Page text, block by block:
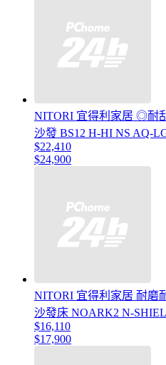
NITORI 宜得利家居 ◎耐
沙發 BS12 H-HI NS AQ-
$22,410
$24,900
NITORI 宜得利家居 耐磨
沙發床 NOARK2 N-
$16,110
$17,900